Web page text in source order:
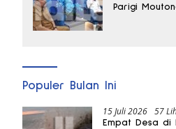
Parigi
Populer Bulan Ini
15 Juli 2026 57
Empat Desa di